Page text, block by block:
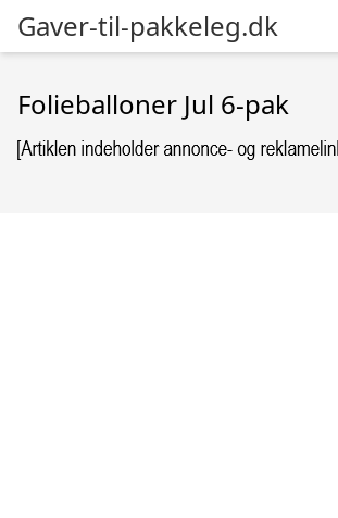
Gaver-til-pakkeleg.dk
Folieballoner Jul 6-pak